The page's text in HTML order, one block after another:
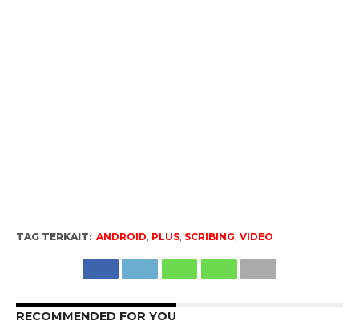
TAG TERKAIT: ANDROID PLUS, SCRIBING VIDEO
RECOMMENDED FOR YOU